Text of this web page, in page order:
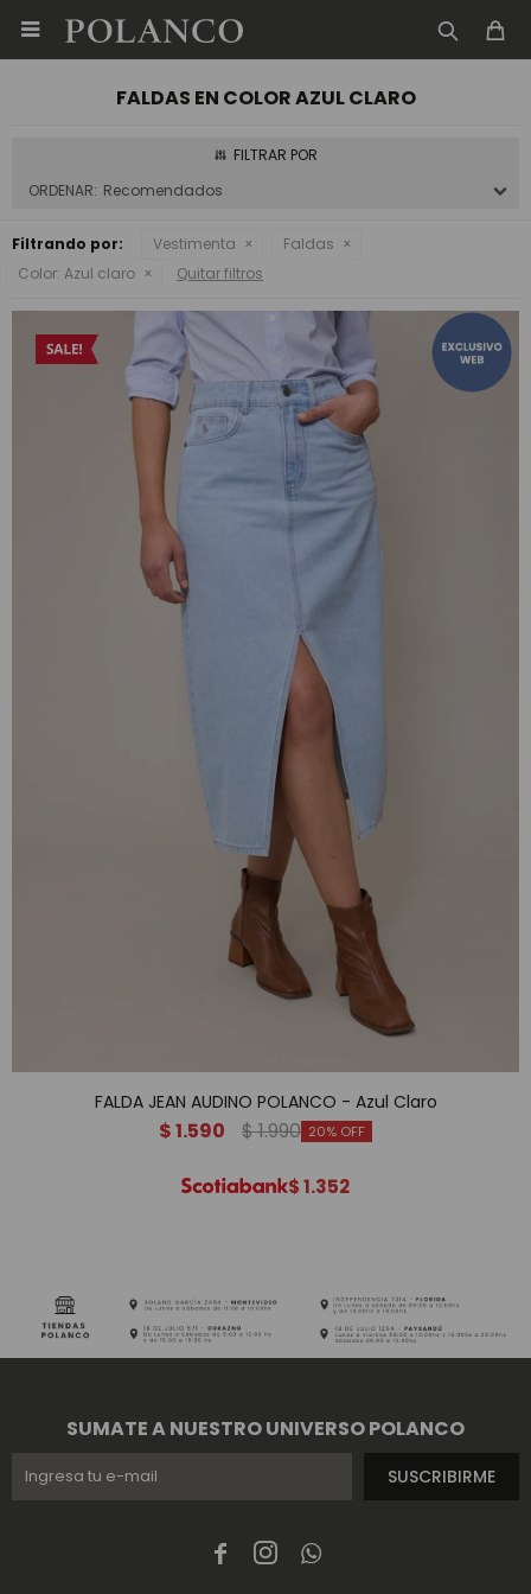

FALDAS EN COLOR AZUL CLARO
Recomendados
Filtrando por: Vestimenta
Faldas
Color: Azul claro Quitar filtros
FALDA JEAN AUDINO POLANCO - Azul Claro
$1.590 $1.990 20
$1.352
  
SUMATE A NUESTRO UNIVERSO POLANCO
SUSCRIBIRME